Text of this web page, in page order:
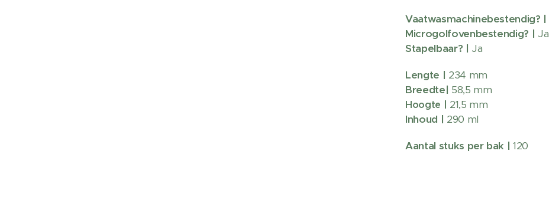
Vaatwasmachinebestendig? |
Microgolfovenbestendig? | Ja
Stapelbaar? | Ja
Lengte | 234 mm
Breedte| 58,5 mm
Hoogte |
21,5 mm
Inhoud | 290 ml
Aantal stuks per bak | 120